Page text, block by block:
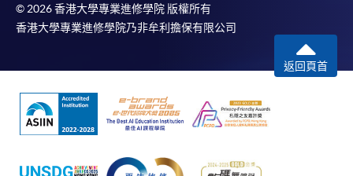
© 2026 香港大學專業進修學院 版權所有
香港大學專業進修學院乃非牟利擔保有限公司
返回頁首